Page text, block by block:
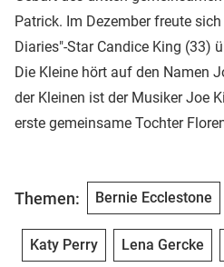
Patrick. Im Dezember freute
Diaries"-Star Candice King (33)
Die Kleine hört auf den Namen
der Kleinen ist der Musiker Joe
erste gemeinsame Tochter
Themen: Bernie Ecclestone
Katy Perry Lena Gercke